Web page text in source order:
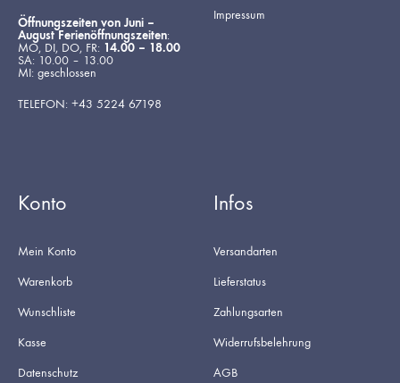
Öffnungszeiten von Juni –
August Ferienöffnungszeiten:
MO, DI, DO, FR: 14.00 – 18.00
SA: 10.00 – 13.00
MI: geschlossen
TELEFON: +43 5224 67198
Impressum
Konto
Mein Konto
Warenkorb
Wunschliste
Kasse
Datenschutz
Infos
Versandarten
Lieferstatus
Zahlungsarten
Widerrufsbelehrung
AGB